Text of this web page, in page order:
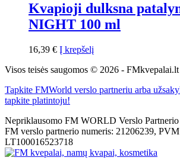
Kvapioji dulksna
NIGHT 100 ml
16,39 € Į krepšelį
Visos teisės saugomos © 2026 - FMkvepalai.lt
Tapkite FMWorld verslo partneriu arba
tapkite platintoju!
Nepriklausomo FM WORLD Verslo Partnerio
FM verslo partnerio numeris: 21206239,
LT100016523718